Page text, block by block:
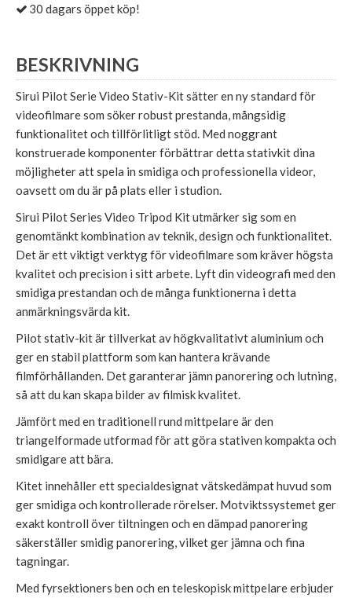
30 dagars öppet köp!
BESKRIVNING
Sirui Pilot Serie Video Stativ-Kit sätter en ny standard för
videofilmare som söker robust prestanda, mångsidig
funktionalitet och tillförlitligt stöd. Med noggrant
konstruerade komponenter förbättrar detta stativkit dina
möjligheter att spela in smidiga och professionella videor,
oavsett om du är på plats eller i studion.
Sirui Pilot Series Video Tripod Kit utmärker sig som en
genomtänkt kombination av teknik, design och funktionalitet.
Det är ett viktigt verktyg för videofilmare som kräver högsta
kvalitet och precision i sitt arbete. Lyft din videografi med den
smidiga prestandan och de många funktionerna i detta
anmärkningsvärda kit.
Pilot stativ-kit är tillverkat av högkvalitativt aluminium och
ger en stabil plattform som kan hantera krävande
filmförhållanden. Det garanterar jämn panorering och lutning,
så att du kan skapa bilder av filmisk kvalitet.
Jämfört med en traditionell rund mittpelare är den
triangelformade utformad för att göra stativen kompakta och
smidigare att bära.
Kitet innehåller ett specialdesignat vätskedämpat huvud som
ger smidiga och kontrollerade rörelser. Motviktssystemet ger
exakt kontroll över tiltningen och en dämpad panorering
säkerställer smidig panorering, vilket ger jämna och fina
tagningar.
Med fyrsektioners ben och en teleskopisk mittpelare erbjuder